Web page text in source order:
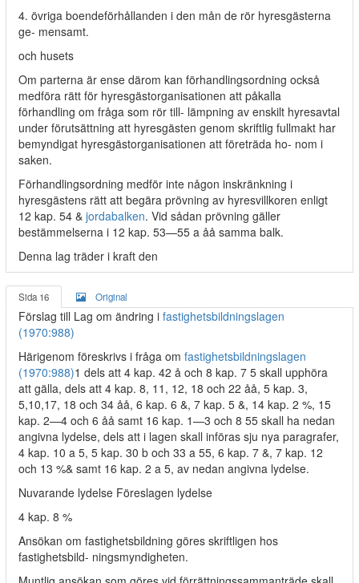
4. övriga boendeförhållanden i den mån de rör hyresgästerna
ge- mensamt.
och husets
Om parterna är ense därom kan förhandlingsordning också
medföra rätt för hyresgästorganisationen att påkalla
förhandling om fråga som rör till- lämpning av enskilt hyresavtal
under förutsättning att hyresgästen genom skriftlig fullmakt har
bemyndigat hyresgästorganisationen att företräda ho- nom i
saken.
Förhandlingsordning medför inte någon inskränkning i
hyresgästens rätt att begära prövning av hyresvillkoren enligt
12 kap. 54 & jordabalken. Vid sådan prövning gäller
bestämmelserna i 12 kap. 53—55 a åå samma balk.
Denna lag träder i kraft den
Sida 16 Original
Förslag till Lag om ändring i fastighetsbildningslagen
(1970:988)
Härigenom föreskrivs i fråga om fastighetsbildningslagen
(1970:988)1 dels att 4 kap. 42 å och 8 kap. 7 5 skall upphöra
att gälla, dels att 4 kap. 8, 11, 12, 18 och 22 åå, 5 kap. 3,
5,10,17, 18 och 34 åå, 6 kap. 6 &, 7 kap. 5 &, 14 kap. 2 %, 15
kap. 2—4 och 6 åå samt 16 kap. 1—3 och 8 55 skall ha nedan
angivna lydelse, dels att i lagen skall införas sju nya paragrafer,
4 kap. 10 a 5, 5 kap. 30 b och 33 a 55, 6 kap. 7 &, 7 kap. 12
och 13 %& samt 16 kap. 2 a 5, av nedan angivna lydelse.
Nuvarande lydelse Föreslagen lydelse
4 kap. 8 %
Ansökan om fastighetsbildning göres skriftligen hos
fastighetsbild- ningsmyndigheten.